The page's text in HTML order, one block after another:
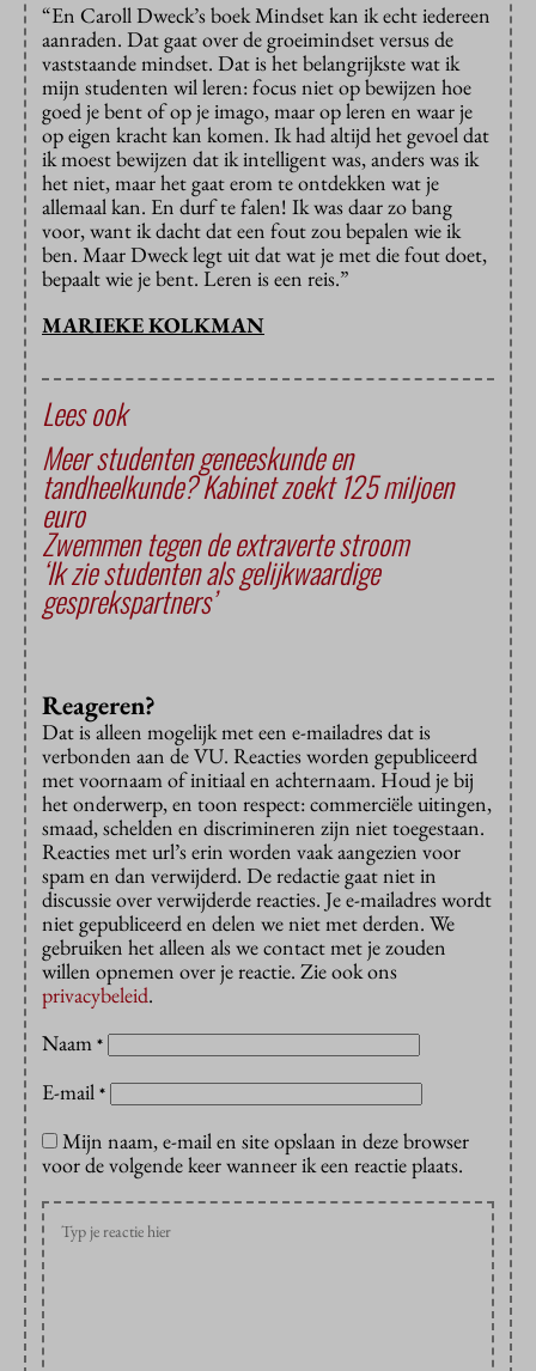
“En Caroll Dweck’s boek Mindset kan ik echt iedereen
aanraden. Dat gaat over de groeimindset versus de
vaststaande mindset. Dat is het belangrijkste wat ik
mijn studenten wil leren: focus niet op bewijzen hoe
goed je bent of op je imago, maar op leren en waar je
op eigen kracht kan komen. Ik had altijd het gevoel dat
ik moest bewijzen dat ik intelligent was, anders was ik
het niet, maar het gaat erom te ontdekken wat je
allemaal kan. En durf te falen! Ik was daar zo bang
voor, want ik dacht dat een fout zou bepalen wie ik
ben. Maar Dweck legt uit dat wat je met die fout doet,
bepaalt wie je bent. Leren is een reis.”
MARIEKE KOLKMAN
Lees ook
Meer studenten geneeskunde en
tandheelkunde? Kabinet zoekt 125 miljoen
euro
Zwemmen tegen de extraverte stroom
‘Ik zie studenten als gelijkwaardige
gesprekspartners’
Reageren?
Dat is alleen mogelijk met een e-mailadres dat is
verbonden aan de VU. Reacties worden gepubliceerd
met voornaam of initiaal en achternaam. Houd je bij
het onderwerp, en toon respect: commerciële uitingen,
smaad, schelden en discrimineren zijn niet toegestaan.
Reacties met url’s erin worden vaak aangezien voor
spam en dan verwijderd. De redactie gaat niet in
discussie over verwijderde reacties. Je e-mailadres wordt
niet gepubliceerd en delen we niet met derden. We
gebruiken het alleen als we contact met je zouden
willen opnemen over je reactie. Zie ook ons
privacybeleid.
Naam *
E-mail *
Mijn naam, e-mail en site opslaan in deze browser
voor de volgende keer wanneer ik een reactie plaats.